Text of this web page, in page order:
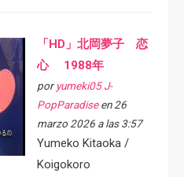
「HD」北岡夢子 恋
心 1988年
por yumeki05 J-
PopParadiseen 26
marzo 2026 a las 3:57
Yumeko Kitaoka /
Koigokoro